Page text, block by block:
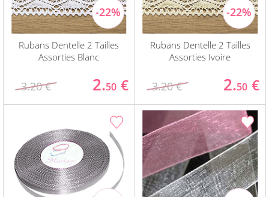
Rubans Dentelle 2 Tailles
Assorties Blanc
3.20 € 2.50 €
Rubans Dentelle 2 Tailles
Assorties Ivoire
3.20 € 2.50 €